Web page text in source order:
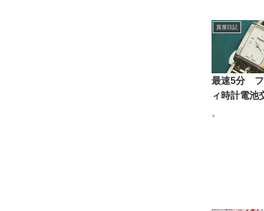
質屋日記
最速5分 フ
ィ時計電池
。